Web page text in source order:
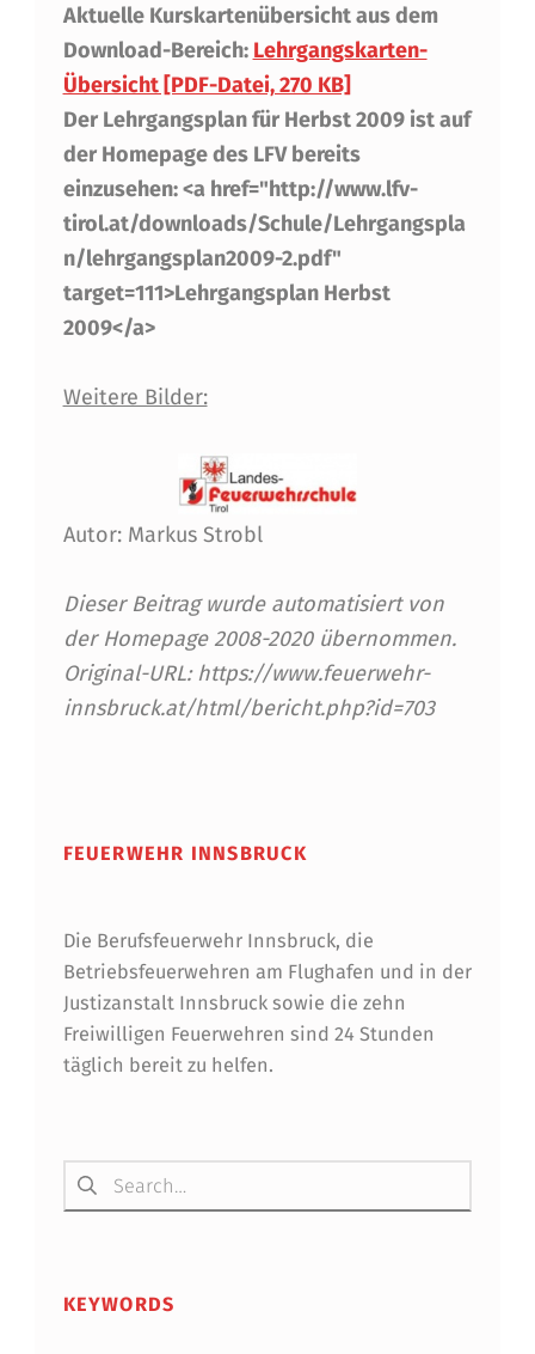
U
E
L
L
E
K
U
R
K
T
E
N
-
Ü
R
I
C
H
T
E
G
Aktuelle Kurskartenübersicht aus dem
Download-Bereich: Lehrgangskarten-
Übersicht [PDF-Datei, 270 KB]
Der Lehrgangsplan für Herbst 2009 ist auf
der Homepage des LFV bereits
einzusehen: <a href="http://www.lfv-
tirol.at/downloads/Schule/Lehrgangspla
n/lehrgangsplan2009-2.pdf"
target=111>Lehrgangsplan Herbst
2009</a>
Weitere Bilder:
Autor: Markus Strobl
Dieser Beitrag wurde automatisiert von
der Homepage 2008-2020 übernommen.
Original-URL: https://www.feuerwehr-
innsbruck.at/html/bericht.php?id=703
FEUERWEHR INNSBRUCK
Die Berufsfeuerwehr Innsbruck, die
Betriebsfeuerwehren am Flughafen und in der
Justizanstalt Innsbruck sowie die zehn
Freiwilligen Feuerwehren sind 24 Stunden
täglich bereit zu helfen.
Suchen nach:
KEYWORDS